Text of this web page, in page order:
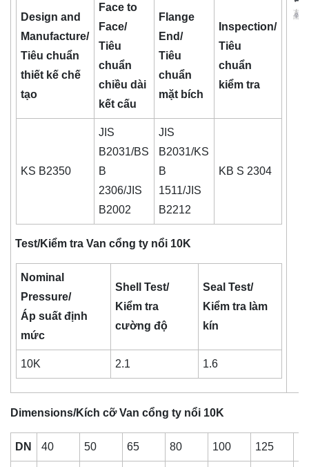
Design and
Manufacture/
Tiêu chuẩn
thiết kế chế
tạo
Face to
Face/
Tiêu
chuẩn
chiều dài
kết cấu
Flange
End/
Tiêu
chuẩn
mặt bích
Inspection/
Tiêu
chuẩn
kiểm tra
KS B2350
JIS
B2031/BS
B
2306/JIS
B2002
JIS
B2031/KS
B
1511/JIS
B2212
KB S 2304
Test/Kiểm tra Van cổng ty nổi 10K
Nominal
Pressure/
Áp suất định
mức
Shell Test/
Kiểm tra
cường độ
Seal Test/
Kiểm tra làm
kín
10K 2.1 1.6
Dimensions/Kích cỡ Van cổng ty nổi 10K
DN 40 50 65 80 100 125